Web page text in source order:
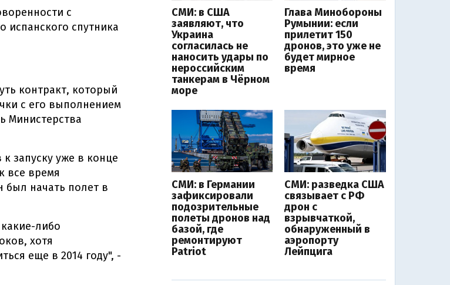
с
испанского спутника
контракт, который
с его выполнением
Министерства
запуску уже в конце
все время
был начать полет в
либо
хотя
еще в 2014 году", -
СМИ: в США
заявляют, что
Украина
согласилась не
наносить удары по
нероссийским
танкерам в Чёрном
море
Глава Минобороны
Румынии: если
прилетит 150
дронов, это уже не
будет мирное
время
СМИ: в Германии
зафиксировали
подозрительные
полеты дронов над
базой, где
ремонтируют
Patriot
СМИ: разведка США
связывает с РФ
дрон с
взрывчаткой,
обнаруженный в
аэропорту
Лейпцига